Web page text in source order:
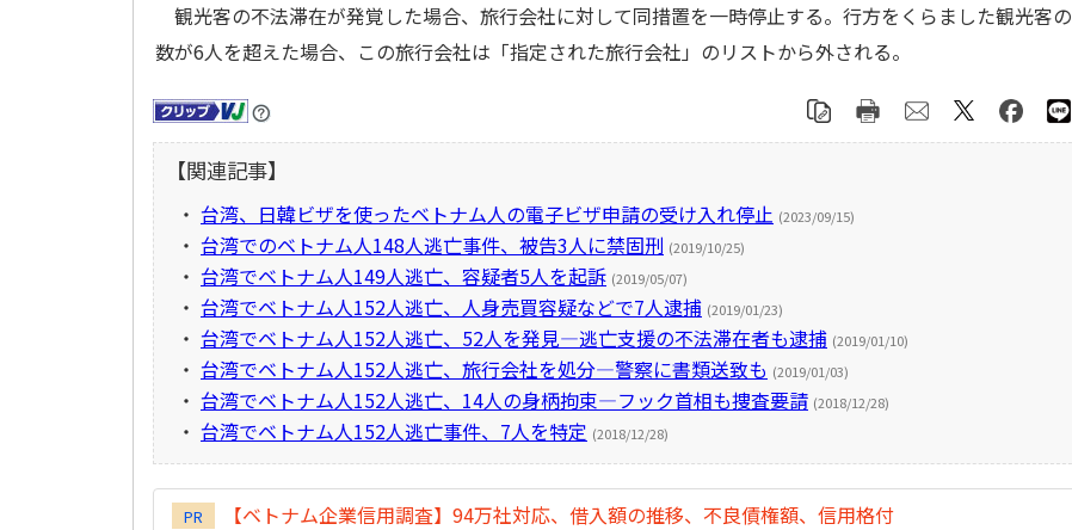
観光客の不法滞在が発覚した場合、旅行会社に対して同措置を一時停止する。行方をくらました観光客の
数が6人を超えた場合、この旅行会社は「指定された旅行会社」のリストから外される。
【関連記事】
・ 台湾、日韓ビザを使ったベトナム人の電子ビザ申請の受け入れ停止 (2023/09/15)
・ 台湾でのベトナム人148人逃亡事件、被告3人に禁固刑 (2019/10/25)
・ 台湾でベトナム人149人逃亡、容疑者5人を起訴 (2019/05/07)
・ 台湾でベトナム人152人逃亡、人身売買容疑などで7人逮捕 (2019/01/23)
・ 台湾でベトナム人152人逃亡、52人を発見―逃亡支援の不法滞在者も逮捕 (2019/01/10)
・ 台湾でベトナム人152人逃亡、旅行会社を処分―警察に書類送致も (2019/01/03)
・ 台湾でベトナム人152人逃亡、14人の身柄拘束―フック首相も捜査要請 (2018/12/28)
・ 台湾でベトナム人152人逃亡事件、7人を特定 (2018/12/28)
PR 【ベトナム企業信用調査】94万社対応、借入額の推移、不良債権額、信用格付